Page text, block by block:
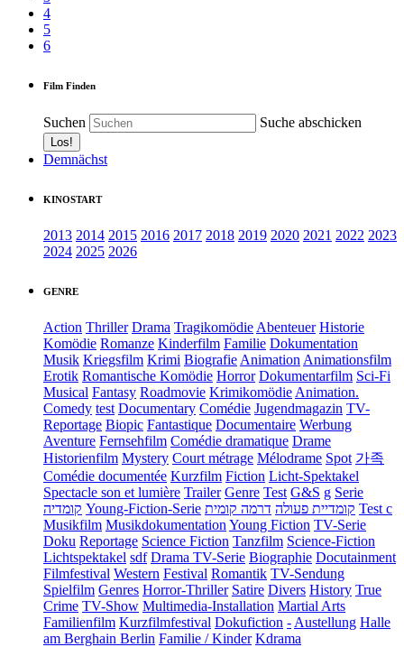
4
5
6
Film Finden
Suchen Suche abschicken
Demnächst
KINOSTART
2013 2014 2015 2016 2017 2018 2019 2020 2021 2022 2023
2024 2025 2026
GENRE
Action Thriller Drama Tragikomödie Abenteuer Historie
Komödie Romanze Kinderfilm Familie Dokumentation
Musik Kriegsfilm Krimi Biografie Animation Animationsfilm
Erotik Romantische Komödie Horror Dokumentarfilm Sci-Fi
Musical Fantasy Roadmovie Krimikomödie Animation.
Comedy test Documentary Comédie Jugendmagazin TV-
Reportage Biopic Fantastique Documentaire Werbung
Aventure Fernsehfilm Comédie dramatique Drame
Historienfilm Mystery Court métrage Mélodrame Spot 가족
Comédie documentée Kurzfilm Fiction Licht-Spektakel
Spectacle son et lumière Trailer Genre Test G&S g Serie
קומדיה Young-Fiction-Serie קומדיית פעולה דרמה קומית
Test c
Musikfilm Musikdokumentation Young Fiction TV-Serie
Doku Reportage Science Fiction Tanzfilm Science-Fiction
Lichtspektakel sdf Drama TV-Serie Biographie Docutainment
Filmfestival Western Festival Romantik TV-Sendung
Spielfilm Genres Horror-Thriller Satire Divers History True
Crime TV-Show Multimedia-Installation Martial Arts
Familienfilm Kurzfilmfestival Dokufiction - Austellung Halle
am Berghain Berlin Familie / Kinder Kdrama